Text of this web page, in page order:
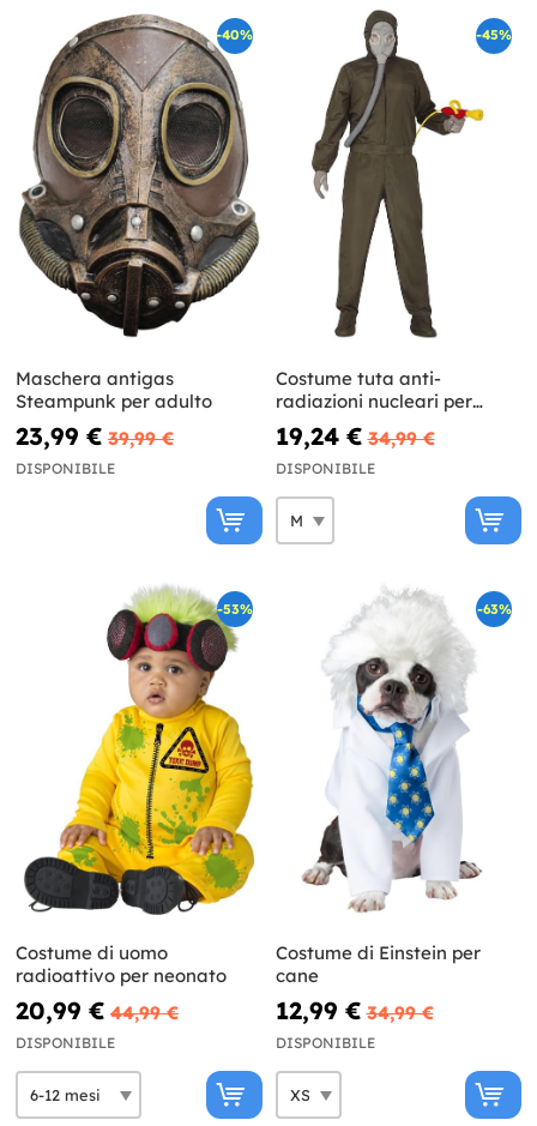
-40%
Maschera antigas
Steampunk per adulto
23,99 € 39,99 €
DISPONIBILE
-45%
Costume tuta anti-
radiazioni nucleari per
adulto
19,24 € 34,99 €
DISPONIBILE
-53%
Costume di uomo
radioattivo per neonato
20,99 € 44,99 €
DISPONIBILE
-63%
Costume di Einstein per
cane
12,99 € 34,99 €
DISPONIBILE